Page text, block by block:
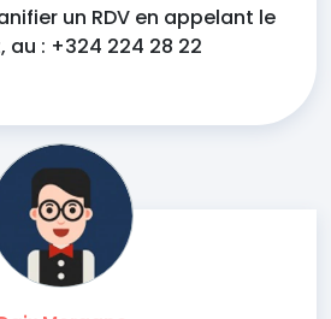
un RDV en appelant le
au : +324 224 28 22